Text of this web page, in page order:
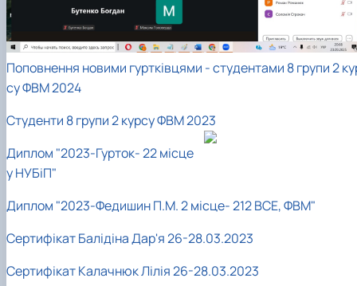
Поповнення новими гуртківцями - студентами 8 групи 2
су ФВМ 2024
Студенти 8 групи 2 курсу ФВМ 2023
Диплом "2023-Гурток- 22 місце
у НУБіП"
Диплом "2023-Федишин П.М. 2 місце- 212 ВСЕ, ФВМ"
Сертифікат Балідіна Дар'я 26-28.03.2023
Сертифікат Калачнюк Лілія 26-28.03.2023